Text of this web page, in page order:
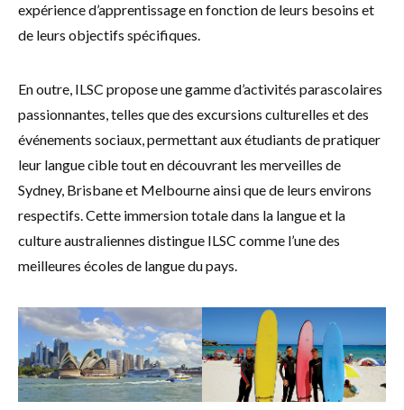
expérience d’apprentissage en fonction de leurs besoins et
de leurs objectifs spécifiques.
En outre, ILSC propose une gamme d’activités parascolaires
passionnantes, telles que des excursions culturelles et des
événements sociaux, permettant aux étudiants de pratiquer
leur langue cible tout en découvrant les merveilles de
Sydney, Brisbane et Melbourne ainsi que de leurs environs
respectifs. Cette immersion totale dans la langue et la
culture australiennes distingue ILSC comme l’une des
meilleures écoles de langue du pays.